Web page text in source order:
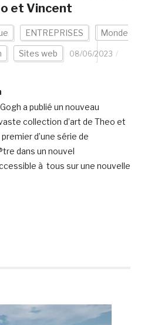
et Vincent
ENTREPRISES Monde
Sites web
08/06/2023
a publié un nouveau
collection d’art de Theo et
d’une série de
dans un nouvel
à tous sur une nouvelle